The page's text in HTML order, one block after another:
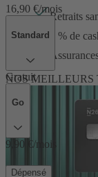
Retraits
1 % de
NOS MEILLEURS
16,90 €/mois
Standard
Gratuit
Go
9,90 €/mois
Dépensé